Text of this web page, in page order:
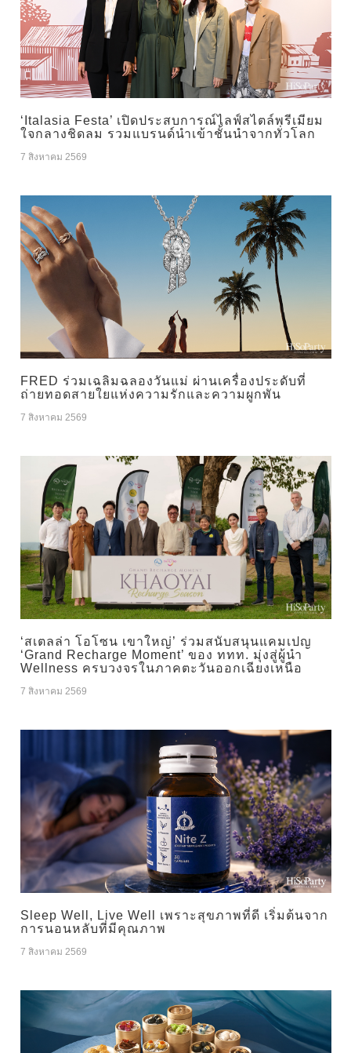
‘Italasia Festa’ เปิดประสบการณ์ไลฟ์สไตล์พรีเมียม
ใจกลางชิดลม รวมแบรนด์นำเข้าชั้นนำจากทั่วโลก
7 สิงหาคม 2569
FRED ร่วมเฉลิมฉลองวันแม่ ผ่านเครื่องประดับที่
ถ่ายทอดสายใยแห่งความรักและความผูกพัน
7 สิงหาคม 2569
‘สเตลล่า โอโซน เขาใหญ่’ ร่วมสนับสนุนแคมเปญ
‘Grand Recharge Moment’ ของ ททท. มุ่งสู่ผู้นำ
Wellness ครบวงจรในภาคตะวันออกเฉียงเหนือ
7 สิงหาคม 2569
Sleep Well, Live Well เพราะสุขภาพที่ดี เริ่มต้นจาก
การนอนหลับที่มีคุณภาพ
7 สิงหาคม 2569